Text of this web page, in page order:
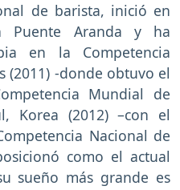
de barista, inició en
Aranda y ha
en la Competencia
(2011) -donde obtuvo el
Mundial de
Korea (2012) –con el
Nacional de
como el actual
sueño más grande es